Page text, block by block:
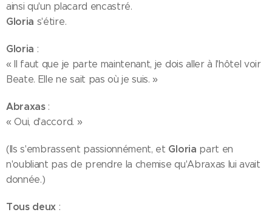
ainsi qu'un placard encastré.
Gloria s'étire.
Gloria :
« Il faut que je parte maintenant, je dois aller à l'hôtel voir
Beate. Elle ne sait pas où je suis. »
Abraxas:
« Oui, d'accord. »
(Ils s'embrassent passionnément, et Gloria part en
n'oubliant pas de prendre la chemise qu'Abraxas lui avait
donnée.)
Tous deux :